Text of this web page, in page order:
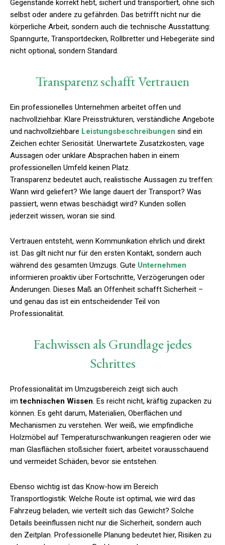
Gegenstände korrekt hebt, sichert und transportiert, ohne sich
selbst oder andere zu gefährden. Das betrifft nicht nur die
körperliche Arbeit, sondern auch die technische Ausstattung:
Spanngurte, Transportdecken, Rollbretter und Hebegeräte sind
nicht optional, sondern Standard.
Transparenz schafft Vertrauen
Ein professionelles Unternehmen arbeitet offen und
nachvollziehbar. Klare Preisstrukturen, verständliche Angebote
und nachvollziehbare Leistungsbeschreibungen sind ein
Zeichen echter Seriosität. Unerwartete Zusatzkosten, vage
Aussagen oder unklare Absprachen haben in einem
professionellen Umfeld keinen Platz.
Transparenz bedeutet auch, realistische Aussagen zu treffen:
Wann wird geliefert? Wie lange dauert der Transport? Was
passiert, wenn etwas beschädigt wird? Kunden sollen
jederzeit wissen, woran sie sind.
Vertrauen entsteht, wenn Kommunikation ehrlich und direkt
ist. Das gilt nicht nur für den ersten Kontakt, sondern auch
während des gesamten Umzugs. Gute Unternehmen
informieren proaktiv über Fortschritte, Verzögerungen oder
Änderungen. Dieses Maß an Offenheit schafft Sicherheit –
und genau das ist ein entscheidender Teil von
Professionalität.
Fachwissen als Grundlage jedes
Schrittes
Professionalität im Umzugsbereich zeigt sich auch
imtechnischen Wissen. Es reicht nicht, kräftig zupacken zu
können. Es geht darum, Materialien, Oberflächen und
Mechanismen zu verstehen. Wer weiß, wie empfindliche
Holzmöbel auf Temperaturschwankungen reagieren oder wie
man Glasflächen stoßsicher fixiert, arbeitet vorausschauend
und vermeidet Schäden, bevor sie entstehen.
Ebenso wichtig ist das Know-how im Bereich
Transportlogistik: Welche Route ist optimal, wie wird das
Fahrzeug beladen, wie verteilt sich das Gewicht? Solche
Details beeinflussen nicht nur die Sicherheit, sondern auch
den Zeitplan. Professionelle Planung bedeutet hier, Risiken zu